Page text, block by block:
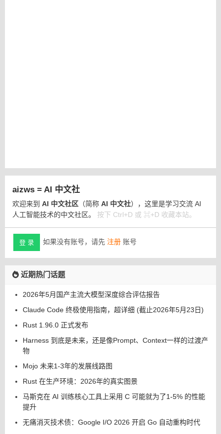
aizws = AI 中文社
欢迎来到 AI 中文社区 （简称 AI 中文社），这里是学习交流 AI
人工智能技术的中文社区。 按下 Ctrl+D 或 ⌘+D 收藏本站。
登 录 如果没有账号，请先 注册 账号
近期热门话题
2026年5月国产主流大模型深度综合评估报告
Claude Code 终极使用指南，超详细 (截止2026年5月23日)
Rust 1.96.0 正式发布
Harness 到底是未来，还是像Prompt、Context一样的过渡产
物
Mojo 未来1-3年的发展线路图
Rust 在生产环境：2026年的真实图景
马斯克在 AI 训练核心工具上采用 C 可能就为了1-5% 的性能
提升
无痛消灭技术债：Google I/O 2026 开启 Go 自动重构时代